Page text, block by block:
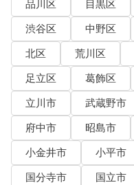
品川区
目黒区
渋谷区
中野区
北区
荒川区
足立区
葛飾区
立川市
武蔵野市
府中市
昭島市
小金井市
小平市
国分寺市
国立市